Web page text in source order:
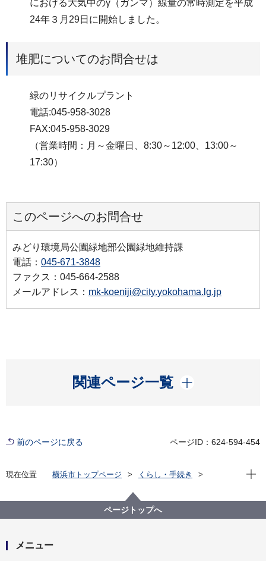
における大気中のγ（ガンマ）線量の常時測定を平成
24年３月29日に開始しました。
堆肥についてのお問合せは
緑のリサイクルプラント
電話:045-958-3028
FAX:045-958-3029
（営業時間：月～金曜日、8:30～12:00、13:00～
17:30）
このページへのお問合せ
みどり環境局公園緑地部公園緑地維持課
電話： 045-671-3848
ファクス：045-664-2588
メールアドレス： mk-koeniji@city.yokohama.lg.jp
関連ページ一覧
開く
前のページに戻る ページID：624-594-454
現在位置 横浜市トップページ
くらし・手続き
放射性セシウム濃度及び空間放射線率量の測定状況
現在
ページトップへ
メニュー